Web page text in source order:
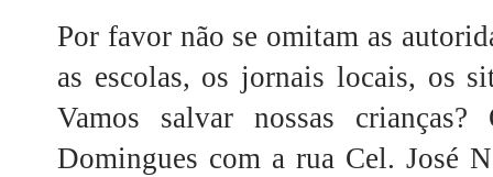
Por favor não se omitam as
as escolas, os jornais locais, os
Vamos salvar nossas
Domingues com a rua Cel. José